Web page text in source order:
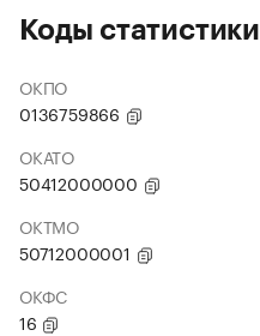
Коды статистики
ОКПО
0136759866
ОКАТО
50412000000
ОКТМО
50712000001
ОКФС
16